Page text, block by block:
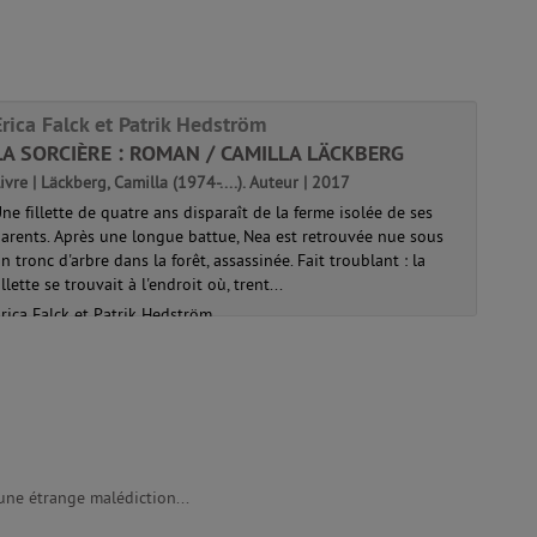
Falck et Patrik Hedström
SORCIÈRE : ROMAN / CAMILLA LÄCKBERG
| Läckberg, Camilla (1974-....). Auteur | 2017
fillette de quatre ans disparaît de la ferme isolée de ses
Après une longue battue, Nea est retrouvée nue sous
tronc d'arbre dans la forêt, assassinée. Fait troublant : la
se trouvait à l'endroit où, trent...
Falck et Patrik Hedström
étrange malédiction...